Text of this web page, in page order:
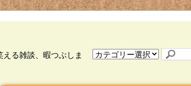
る雑談、暇つぶしま